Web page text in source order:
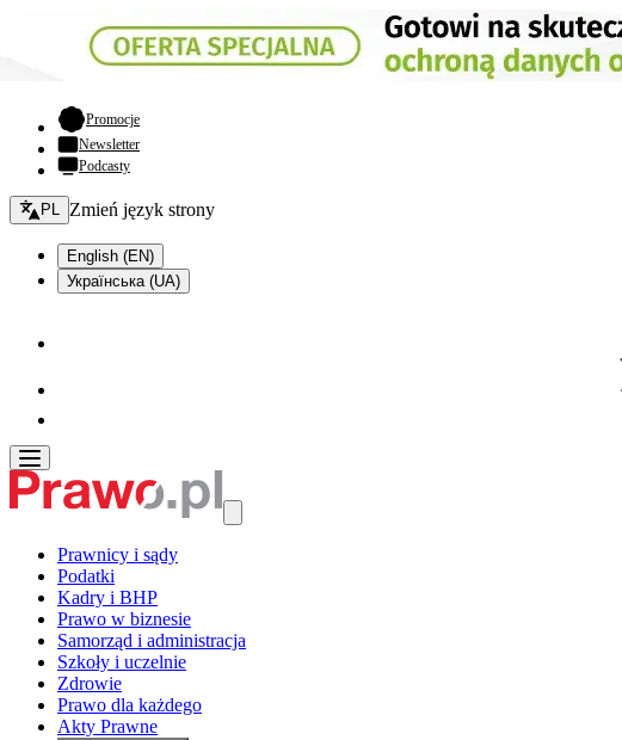
Promocje- otwiera się w nowej karcie
Newsletter
Podcasty
Zmień język - bieżący:
PL Zmień język strony
English (EN)
Українська (UA)
Prawnicy i sądy
Podatki
Kadry i BHP
Prawo w biznesie
Samorząd i administracja
Szkoły i uczelnie
Zdrowie
Prawo dla każdego
Akty Prawne